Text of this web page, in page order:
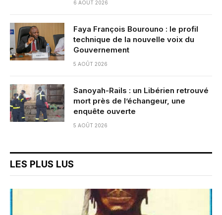
6 AOÛT 2026
Faya François Bourouno : le profil
technique de la nouvelle voix du
Gouvernement
5 AOÛT 2026
Sanoyah-Rails : un Libérien retrouvé
mort près de l’échangeur, une
enquête ouverte
5 AOÛT 2026
LES PLUS LUS